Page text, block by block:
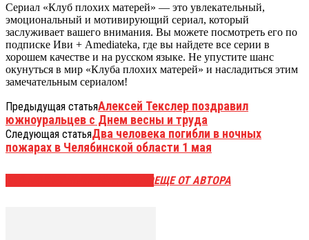
Сериал «Клуб плохих матерей» — это увлекательный,
эмоциональный и мотивирующий сериал, который
заслуживает вашего внимания. Вы можете посмотреть его по
подписке Иви + Amediateka, где вы найдете все серии в
хорошем качестве и на русском языке. Не упустите шанс
окунуться в мир «Клуба плохих матерей» и насладиться этим
замечательным сериалом!
Предыдущая статьяАлексей Текслер поздравил
южноуральцев с Днем весны и труда
Следующая статьяДва человека погибли в ночных
пожарах в Челябинской области 1 мая
ЕЩЕ ОТ АВТОРА